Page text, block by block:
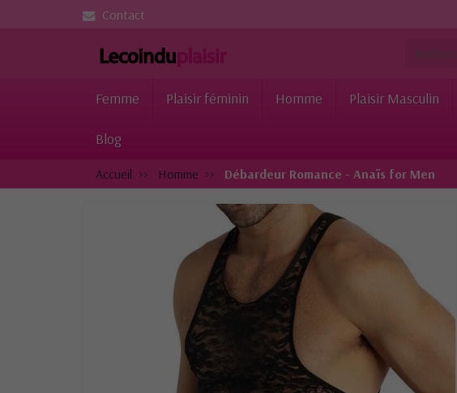
Contact
Femme Plaisir féminin Homme Plaisir Masculin
Blog
Accueil Homme Débardeur Romance - Anaïs for Men